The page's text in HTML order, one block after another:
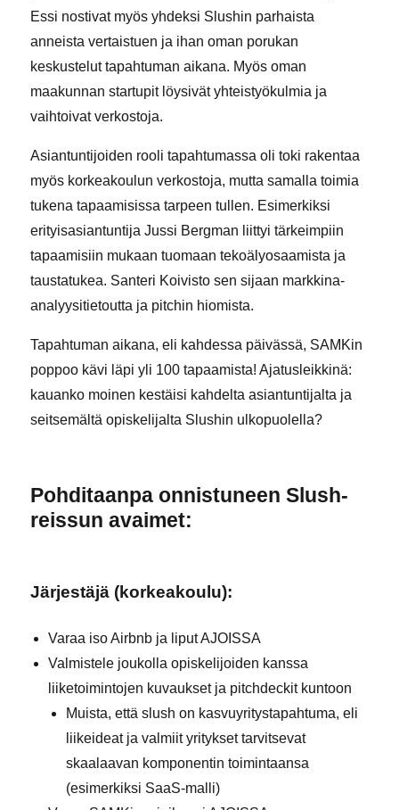
Essi nostivat myös yhdeksi Slushin parhaista
anneista vertaistuen ja ihan oman porukan
keskustelut tapahtuman aikana. Myös oman
maakunnan startupit löysivät yhteistyökulmia ja
vaihtoivat verkostoja.
Asiantuntijoiden rooli tapahtumassa oli toki rakentaa
myös korkeakoulun verkostoja, mutta samalla toimia
tukena tapaamisissa tarpeen tullen. Esimerkiksi
erityisasiantuntija Jussi Bergman liittyi tärkeimpiin
tapaamisiin mukaan tuomaan tekoälyosaamista ja
taustatukea. Santeri Koivisto sen sijaan markkina-
analyysitietoutta ja pitchin hiomista.
Tapahtuman aikana, eli kahdessa päivässä, SAMKin
poppoo kävi läpi yli 100 tapaamista! Ajatusleikkinä:
kauanko moinen kestäisi kahdelta asiantuntijalta ja
seitsemältä opiskelijalta Slushin ulkopuolella?
Pohditaanpa onnistuneen Slush-
reissun avaimet:
Järjestäjä (korkeakoulu):
Varaa iso Airbnb ja liput AJOISSA
Valmistele joukolla opiskelijoiden kanssa
liiketoimintojen kuvaukset ja pitchdeckit kuntoon
Muista, että slush on kasvuyritystapahtuma, eli
liikeideat ja valmiit yritykset tarvitsevat
skaalaavan komponentin toimintaansa
(esimerkiksi SaaS-malli)